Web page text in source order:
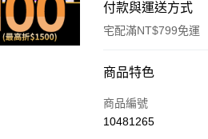
付款與運送方式
宅配滿NT$799免運
付款方式
icash Pay
商品特色
商品編號
10481265